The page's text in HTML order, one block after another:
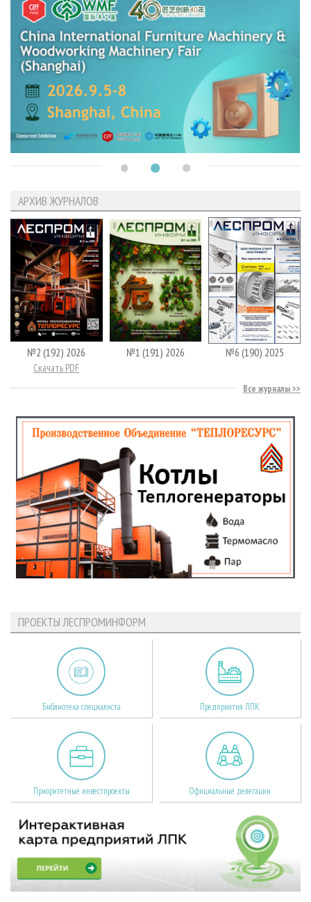
АРХИВ ЖУРНАЛОВ
№2 (192) 2026
Скачать PDF
№1 (191) 2026 №6 (190) 2025
Все журналы
ПРОЕКТЫ ЛЕСПРОМИНФОРМ
Библиотека специалиста Предприятия ЛПК
Приоритетные инвестпроекты Официальные делегации